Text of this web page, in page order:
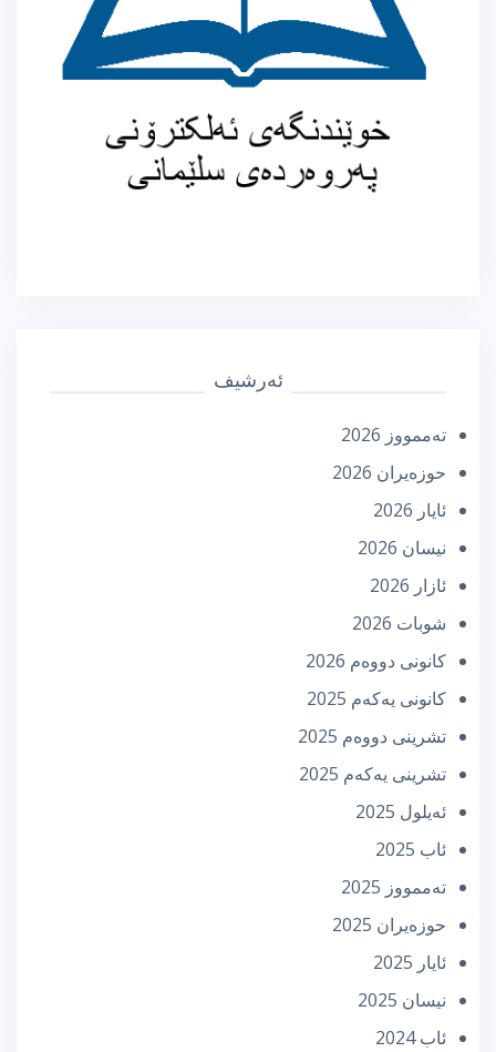
ئەرشیف
تەممووز 2026
حوزه‌یران 2026
ئایار 2026
نیسان 2026
ئازار 2026
شوبات 2026
كانونی دووه‌م 2026
كانونی یه‌كه‌م 2025
تشرینی دووه‌م 2025
تشرینی یه‌كه‌م 2025
ئه‌یلول 2025
ئاب 2025
تەممووز 2025
حوزه‌یران 2025
ئایار 2025
نیسان 2025
ئاب 2024